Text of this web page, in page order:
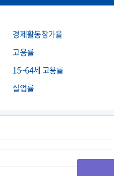
경제활동참가율
고용률
15~64세 고용률
실업률